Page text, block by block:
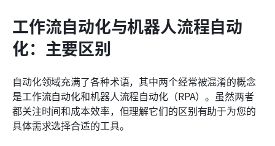
工作流自动化与机器人流程自动
化：主要区别
自动化领域充满了各种术语，其中两个经常被混淆的概念
是工作流自动化和机器人流程自动化（RPA）。虽然两者
都关注时间和成本效率，但理解它们的区别有助于为您的
具体需求选择合适的工具。